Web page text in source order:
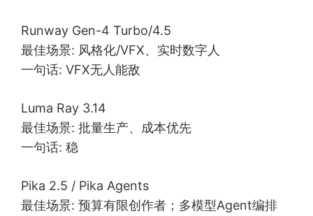
Runway Gen-4 Turbo/4.5
最佳场景: 风格化/VFX、实时数字人
一句话: VFX无人能敌
Luma Ray 3.14
最佳场景: 批量生产、成本优先
一句话: 稳
Pika 2.5 / Pika Agents
最佳场景: 预算有限创作者；多模型Agent编排